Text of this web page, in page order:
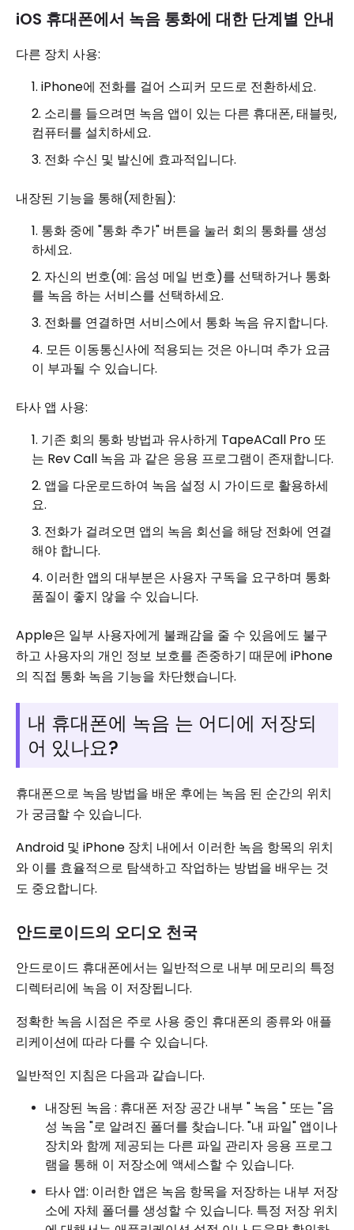
iOS 휴대폰에서 녹음 통화에 대한 단계별 안내
다른 장치 사용:
iPhone에 전화를 걸어 스피커 모드로 전환하세요.
소리를 들으려면 녹음 앱이 있는 다른 휴대폰, 태블릿,
컴퓨터를 설치하세요.
전화 수신 및 발신에 효과적입니다.
내장된 기능을 통해(제한됨):
통화 중에 "통화 추가" 버튼을 눌러 회의 통화를 생성
하세요.
자신의 번호(예: 음성 메일 번호)를 선택하거나 통화
를 녹음 하는 서비스를 선택하세요.
전화를 연결하면 서비스에서 통화 녹음 유지합니다.
모든 이동통신사에 적용되는 것은 아니며 추가 요금
이 부과될 수 있습니다.
타사 앱 사용:
기존 회의 통화 방법과 유사하게 TapeACall Pro 또
는 Rev Call 녹음 과 같은 응용 프로그램이 존재합니다.
앱을 다운로드하여 녹음 설정 시 가이드로 활용하세
요.
전화가 걸려오면 앱의 녹음 회선을 해당 전화에 연결
해야 합니다.
이러한 앱의 대부분은 사용자 구독을 요구하며 통화
품질이 좋지 않을 수 있습니다.
Apple은 일부 사용자에게 불쾌감을 줄 수 있음에도 불구
하고 사용자의 개인 정보 보호를 존중하기 때문에 iPhone
의 직접 통화 녹음 기능을 차단했습니다.
내 휴대폰에 녹음 는 어디에 저장되
어 있나요?
휴대폰으로 녹음 방법을 배운 후에는 녹음 된 순간의 위치
가 궁금할 수 있습니다.
Android 및 iPhone 장치 내에서 이러한 녹음 항목의 위치
와 이를 효율적으로 탐색하고 작업하는 방법을 배우는 것
도 중요합니다.
안드로이드의 오디오 천국
안드로이드 휴대폰에서는 일반적으로 내부 메모리의 특정
디렉터리에 녹음 이 저장됩니다.
정확한 녹음 시점은 주로 사용 중인 휴대폰의 종류와 애플
리케이션에 따라 다를 수 있습니다.
일반적인 지침은 다음과 같습니다.
내장된 녹음 : 휴대폰 저장 공간 내부 " 녹음 " 또는 "음
성 녹음 "로 알려진 폴더를 찾습니다. "내 파일" 앱이나
장치와 함께 제공되는 다른 파일 관리자 응용 프로그
램을 통해 이 저장소에 액세스할 수 있습니다.
타사 앱: 이러한 앱은 녹음 항목을 저장하는 내부 저장
소에 자체 폴더를 생성할 수 있습니다. 특정 저장 위치